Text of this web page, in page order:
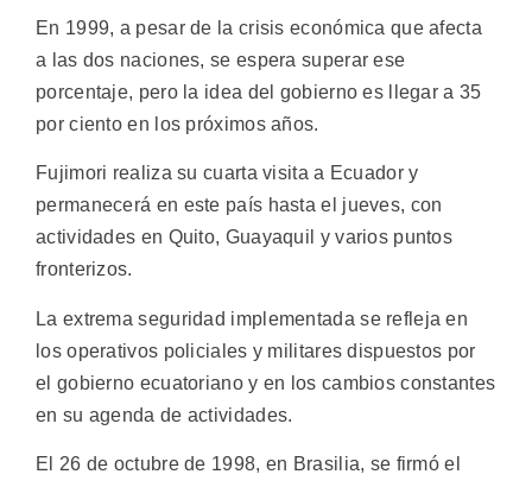
En 1999, a pesar de la crisis económica que afecta
a las dos naciones, se espera superar ese
porcentaje, pero la idea del gobierno es llegar a 35
por ciento en los próximos años.
Fujimori realiza su cuarta visita a Ecuador y
permanecerá en este país hasta el jueves, con
actividades en Quito, Guayaquil y varios puntos
fronterizos.
La extrema seguridad implementada se refleja en
los operativos policiales y militares dispuestos por
el gobierno ecuatoriano y en los cambios constantes
en su agenda de actividades.
El 26 de octubre de 1998, en Brasilia, se firmó el